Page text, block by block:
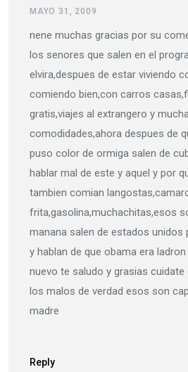
MAYO 31, 2009
nene muchas gracias por su
los senores que salen en el
elvira,despues de estar viviendo
comiendo bien,con carros
gratis,viajes al extrangero y
comodidades,ahora despues de
puso color de ormiga salen de
hablar mal de este y aquel y por
tambien comian
frita,gasolina,muchachitas,esos
manana salen de estados unidos
y hablan de que obama era
nuevo te saludo y grasias
los malos de verdad esos son
madre
Reply